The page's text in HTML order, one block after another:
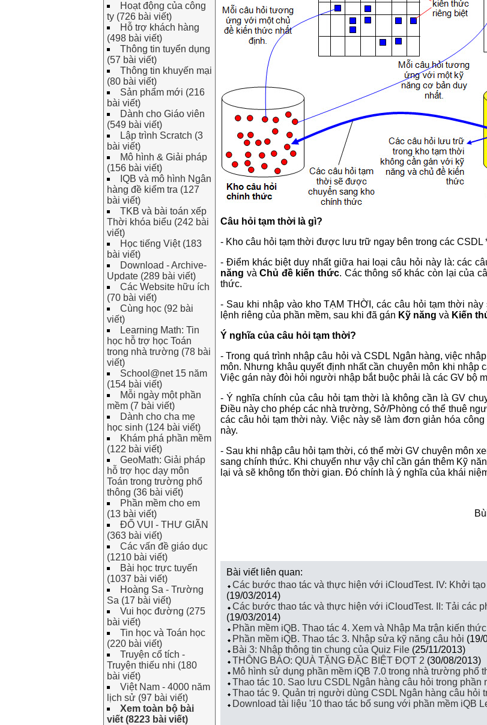
Hoạt động của công
ty (726 bài viết)
Hỗ trợ khách hàng
(498 bài viết)
Thông tin tuyển dụng
(57 bài viết)
Thông tin khuyến mại
(80 bài viết)
Sản phẩm mới (216
bài viết)
Dành cho Giáo viên
(549 bài viết)
Lập trình Scratch (3
bài viết)
Mô hình & Giải pháp
(156 bài viết)
IQB và mô hình Ngân
hàng đề kiểm tra (127
bài viết)
TKB và bài toán xếp
Thời khóa biểu (242 bài
viết)
Học tiếng Việt (183
bài viết)
Download - Archive-
Update (289 bài viết)
Các Website hữu ích
(70 bài viết)
Cùng học (92 bài
viết)
Learning Math: Tin
học hỗ trợ học Toán
trong nhà trường (78 bài
viết)
School@net 15 năm
(154 bài viết)
Mỗi ngày một phần
mềm (7 bài viết)
Dành cho cha mẹ
học sinh (124 bài viết)
Khám phá phần mềm
(122 bài viết)
GeoMath: Giải pháp
hỗ trợ học dạy môn
Toán trong trường phổ
thông (36 bài viết)
Phần mềm cho em
(13 bài viết)
ĐỐ VUI - THƯ GIÃN
(363 bài viết)
Các vấn đề giáo dục
(1210 bài viết)
Bài học trực tuyến
(1037 bài viết)
Hoàng Sa - Trường
Sa (17 bài viết)
Vui học đường (275
bài viết)
Tin học và Toán học
(220 bài viết)
Truyện cổ tích -
Truyện thiếu nhi (180
bài viết)
Việt Nam - 4000 năm
lịch sử (97 bài viết)
Xem toàn bộ bài
viết (8223 bài viết)
Câu hỏi tạm thời là gì?
- Kho câu hỏi tạm thời được lưu trữ ngay bên trong các CSDL
- Điểm khác biệt duy nhất giữa hai loại câu hỏi này là: các
năng vàChủ đề kiến thức. Các thông số khác còn lại của
thức.
- Sau khi nhập vào kho TẠM THỜI, các câu hỏi tạm thời
lệnh riêng của phần mềm, sau khi đã gán Kỹ năng và Kiến
Ý nghĩa của câu hỏi tạm thời?
- Trong quá trình nhập câu hỏi và CSDL Ngân hàng, việc
môn. Nhưng khâu quyết định nhất cần chuyên môn khi nhập
Việc gán này đòi hỏi người nhập bắt buộc phải là các GV bộ
- Ý nghĩa chính của câu hỏi tạm thời là không cần là GV
Điều này cho phép các nhà trường, Sở/Phòng có thể thuê
các câu hỏi tạm thời này. Việc này sẽ làm đơn giản hóa
này.
- Sau khi nhập câu hỏi tạm thời, có thể mời GV chuyên môn
sang chính thức. Khi chuyển như vậy chỉ cần gán thêm Kỹ
lại và sẽ không tốn thời gian. Đó chính là ý nghĩa của khái
Bài viết liên quan:
Các bước thao tác và thực hiện với iCloudTest. IV: Khởi
(19/03/2014)
Các bước thao tác và thực hiện với iCloudTest. II: Tải các
(19/03/2014)
Phần mềm iQB. Thao tác 4. Xem và Nhập Ma trận kiến
Phần mềm iQB. Thao tác 3. Nhập sửa kỹ năng câu hỏi (19/
Bài 3: Nhập thông tin chung của Quiz File (25/11/2013)
THÔNG BÁO: QUÀ TẶNG ĐẶC BIỆT ĐỢT 2 (30/08/2013)
Mô hình sử dụng phần mềm iQB 7.0 trong nhà trường phổ
Thao tác 10. Sao lưu CSDL Ngân hàng câu hỏi trong phần
Thao tác 9. Quản trị người dùng CSDL Ngân hàng câu hỏi
Download tài liệu '10 thao tác bổ sung với phần mềm iQB